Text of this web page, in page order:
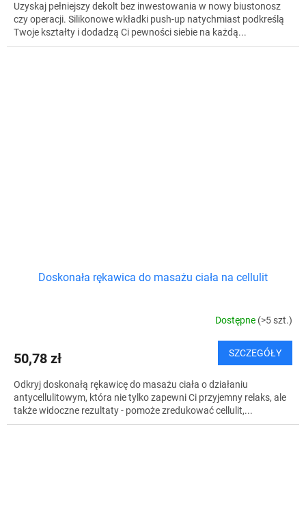
Uzyskaj pełniejszy dekolt bez inwestowania w nowy biustonosz
czy operacji. Silikonowe wkładki push-up natychmiast podkreślą
Twoje kształty i dodadzą Ci pewności siebie na każdą...
Doskonała rękawica do masażu ciała na cellulit
Dostępne (>5 szt.)
50,78 zł SZCZEGÓŁY
Odkryj doskonałą rękawicę do masażu ciała o działaniu
antycellulitowym, która nie tylko zapewni Ci przyjemny relaks, ale
także widoczne rezultaty - pomoże zredukować cellulit,...